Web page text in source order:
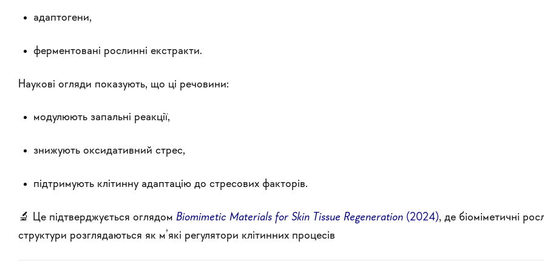
адаптогени,
ферментовані рослинні екстракти.
Наукові огляди показують, що ці речовини:
модулюють запальні реакції,
знижують оксидативний стрес,
підтримують клітинну адаптацію до стресових факторів.
🔬 Це підтверджується оглядом Biomimetic Materials for Skin Tissue Regeneration (2024), де біоміметичні
структури розглядаються як м’які регулятори клітинних процесів